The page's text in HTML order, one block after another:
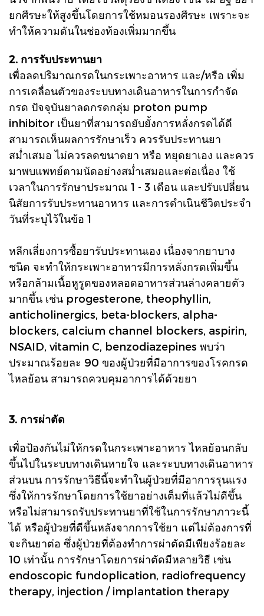
ยกศีรษะให้สูงขึ้นโดยการใช้หมอนรองศีรษะ เพราะจะ
ทำให้ความดันในช่องท้องเพิ่มมากขึ้น
2. การรับประทานยา
เพื่อลดปริมาณกรดในกระเพาะอาหาร และ/หรือ เพิ่ม
การเคลื่อนตัวของระบบทางเดินอาหารในการกำจัด
กรด ปัจจุบันยาลดกรดกลุ่ม proton pump
inhibitor เป็นยาที่สามารถยับยั้งการหลั่งกรดได้ดี
สามารถเห็นผลการรักษาเร็ว ควรรับประทานยา
สม่ำเสมอ ไม่ควรลดขนาดยา หรือ หยุดยาเอง และควร
มาพบแพทย์ตามนัดอย่างสม่ำเสมอและต่อเนื่อง ใช้
เวลาในการรักษาประมาณ 1 - 3 เดือน และปรับเปลี่ยน
นิสัยการรับประทานอาหาร และการดำเนินชีวิตประจำ
วันที่ระบุไว้ในข้อ 1
หลีกเลี่ยงการซื้อยารับประทานเอง เนื่องจากยาบาง
ชนิด จะทำให้กระเพาะอาหารมีการหลั่งกรดเพิ่มขึ้น
หรือกล้ามเนื้อหูรูดของหลอดอาหารส่วนล่างคลายตัว
มากขึ้น เช่น progesterone, theophyllin,
anticholinergics, beta-blockers, alpha-
blockers, calcium channel blockers, aspirin,
NSAID, vitamin C, benzodiazepines พบว่า
ประมาณร้อยละ 90 ของผู้ป่วยที่มีอาการของโรคกรด
ไหลย้อน สามารถควบคุมอาการได้ด้วยยา
3. การผ่าตัด
เพื่อป้องกันไม่ให้กรดในกระเพาะอาหาร ไหลย้อนกลับ
ขึ้นไปในระบบทางเดินหายใจ และระบบทางเดินอาหาร
ส่วนบน การรักษาวิธีนี้จะทำในผู้ป่วยที่มีอาการรุนแรง
ซึ่งให้การรักษาโดยการใช้ยาอย่างเต็มที่แล้วไม่ดีขึ้น
หรือไม่สามารถรับประทานยาที่ใช้ในการรักษาภาวะนี้
ได้ หรือผู้ป่วยที่ดีขึ้นหลังจากการใช้ยา แต่ไม่ต้องการที่
จะกินยาต่อ ซึ่งผู้ป่วยที่ต้องทำการผ่าตัดมีเพียงร้อยละ
10 เท่านั้น การรักษาโดยการผ่าตัดมีหลายวิธี เช่น
endoscopic fundoplication, radiofrequency
therapy, injection / implantation therapy